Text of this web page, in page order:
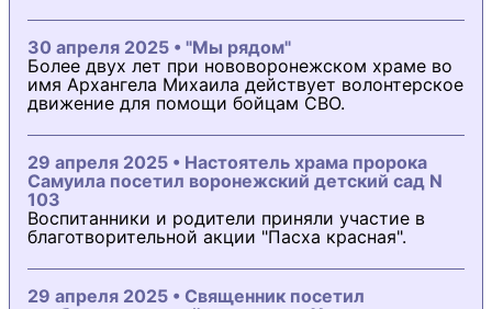
30 апреля 2025 • "Мы рядом"
Более двух лет при нововоронежском храме во
имя Архангела Михаила действует волонтерское
движение для помощи бойцам СВО.
29 апреля 2025 • Настоятель храма пророка
Самуила посетил воронежский детский сад N
103
Воспитанники и родители приняли участие в
благотворительной акции "Пасха красная".
29 апреля 2025 • Священник посетил